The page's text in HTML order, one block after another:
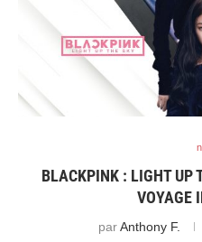
BLACKPINK : LIGHT UP
VOYAGE
parAnthony F.